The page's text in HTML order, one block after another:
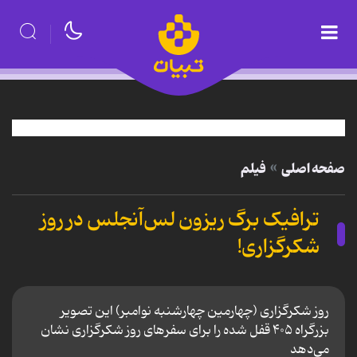
صفحه اصلی فیلم
ترافیک برگ ریزون لس‌آنجلس در روز
شکرگزاری!
روز شکرگزاری (چهارمین چهارشنبه نوامبر) این تصویر
بزرگراه ۴۰۵ قفل شده را برای سفرهای روز شکرگزاری نشان
می‌دهد